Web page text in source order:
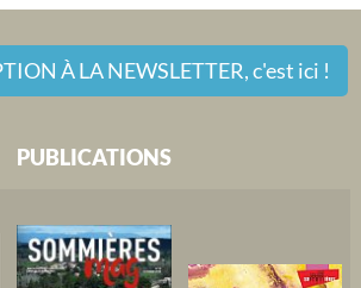
À LA NEWSLETTER,c'est ici !
PUBLICATIONS